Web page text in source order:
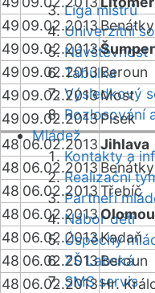
Liga mistrů
Univerzitní
Návštěvnost
Tabulka
Výsledkový
Rozlosování
Mládež
Kontakty a
Realizační
Partneři
Nábor dětí
Úspěchy
ZŠ Labská
SMS servis
49 09.02.2013
49 09.02.2013
49 09.02.2013 Beroun
49 09.02.2013Most
49 09.02.2013Písek
48 06.02.2013Jihlava
48 06.02.2013
48 06.02.2013Třebíč
48 06.02.2013
48 06.02.2013Kadaň
48 06.02.2013Beroun
48 06.02.2013Hr.